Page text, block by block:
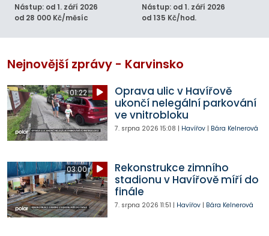
Nástup: od 1. září 2026
od 28 000 Kč/měsíc
Nástup: od 1. září 2026
od 135 Kč/hod.
Nejnovější zprávy - Karvinsko
01:22
Oprava ulic v Havířově
ukončí nelegální parkování
ve vnitrobloku
7. srpna 2026 15:08 | Havířov| Bára Kelnerová
03:00
Rekonstrukce zimního
stadionu v Havířově míří do
finále
7. srpna 2026 11:51 | Havířov| Bára Kelnerová